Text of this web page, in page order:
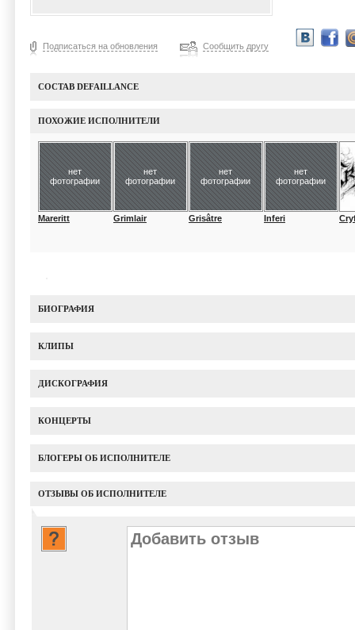
Подписаться на обновления Сообщить другу
СОСТАВ DEFAILLANCE
ПОХОЖИЕ ИСПОЛНИТЕЛИ
нет
фотографии
Mareritt
нет
фотографии
Grimlair
нет
фотографии
Grisâtre
нет
фотографии
Inferi
БИОГРАФИЯ
КЛИПЫ
ДИСКОГРАФИЯ
КОНЦЕРТЫ
БЛОГЕРЫ ОБ ИСПОЛНИТЕЛЕ
ОТЗЫВЫ ОБ ИСПОЛНИТЕЛЕ